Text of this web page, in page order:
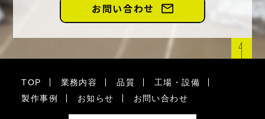
お問い合わせ
TOP 業務内容 品質
工場・設備
製作事例
お知らせ お問い合わせ